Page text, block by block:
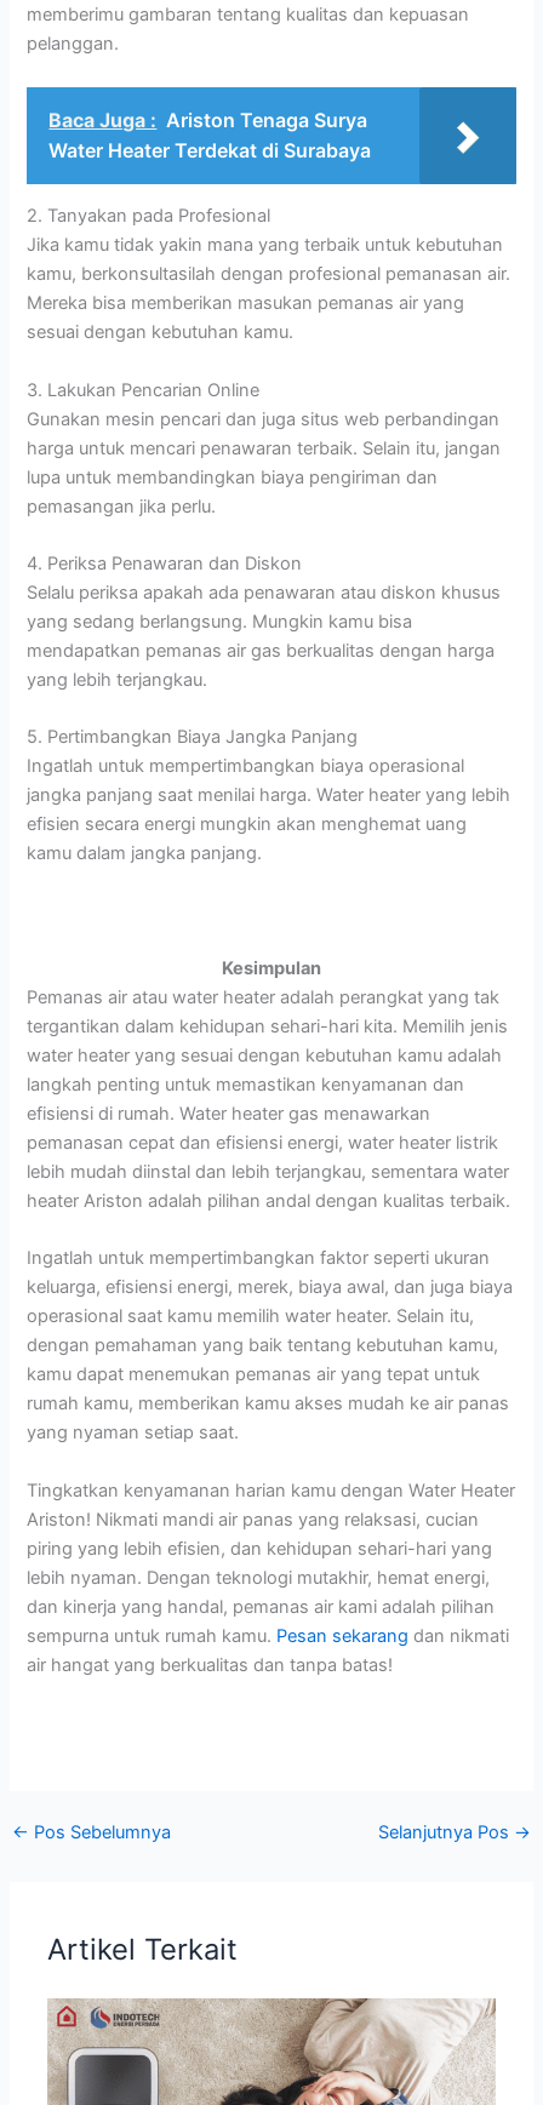
memberimu gambaran tentang kualitas dan kepuasan
pelanggan.
Baca Juga : Ariston Tenaga Surya
Water Heater Terdekat di Surabaya
2. Tanyakan pada Profesional
Jika kamu tidak yakin mana yang terbaik untuk kebutuhan
kamu, berkonsultasilah dengan profesional pemanasan air.
Mereka bisa memberikan masukan pemanas air yang
sesuai dengan kebutuhan kamu.
3. Lakukan Pencarian Online
Gunakan mesin pencari dan juga situs web perbandingan
harga untuk mencari penawaran terbaik. Selain itu, jangan
lupa untuk membandingkan biaya pengiriman dan
pemasangan jika perlu.
4. Periksa Penawaran dan Diskon
Selalu periksa apakah ada penawaran atau diskon khusus
yang sedang berlangsung. Mungkin kamu bisa
mendapatkan pemanas air gas berkualitas dengan harga
yang lebih terjangkau.
5. Pertimbangkan Biaya Jangka Panjang
Ingatlah untuk mempertimbangkan biaya operasional
jangka panjang saat menilai harga. Water heater yang lebih
efisien secara energi mungkin akan menghemat uang
kamu dalam jangka panjang.
Kesimpulan
Pemanas air atau water heater adalah perangkat yang tak
tergantikan dalam kehidupan sehari-hari kita. Memilih jenis
water heater yang sesuai dengan kebutuhan kamu adalah
langkah penting untuk memastikan kenyamanan dan
efisiensi di rumah. Water heater gas menawarkan
pemanasan cepat dan efisiensi energi, water heater listrik
lebih mudah diinstal dan lebih terjangkau, sementara water
heater Ariston adalah pilihan andal dengan kualitas terbaik.
Ingatlah untuk mempertimbangkan faktor seperti ukuran
keluarga, efisiensi energi, merek, biaya awal, dan juga biaya
operasional saat kamu memilih water heater. Selain itu,
dengan pemahaman yang baik tentang kebutuhan kamu,
kamu dapat menemukan pemanas air yang tepat untuk
rumah kamu, memberikan kamu akses mudah ke air panas
yang nyaman setiap saat.
Tingkatkan kenyamanan harian kamu dengan Water Heater
Ariston! Nikmati mandi air panas yang relaksasi, cucian
piring yang lebih efisien, dan kehidupan sehari-hari yang
lebih nyaman. Dengan teknologi mutakhir, hemat energi,
dan kinerja yang handal, pemanas air kami adalah pilihan
sempurna untuk rumah kamu. Pesan sekarang dan nikmati
air hangat yang berkualitas dan tanpa batas!
← Pos Sebelumnya Selanjutnya Pos →
Artikel Terkait